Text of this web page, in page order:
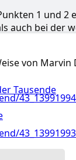
Tausende
1 und 2
auch bei der
von